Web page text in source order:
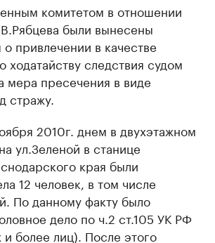
комитетом в отношении
были вынесены
о привлечении в качестве
ходатайству следствия судом
мера пресечения в виде
стражу.
2010г. днем в двухэтажном
ул.Зеленой в станице
края были
12 человек, в том числе
По данному факту было
дело по ч.2 ст.105 УК РФ
и более лиц). После этого